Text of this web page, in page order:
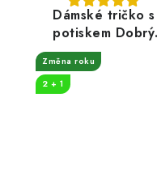
Dámské tričko s
potiskem Dobrý
ročník víno
Změna roku
2 + 1